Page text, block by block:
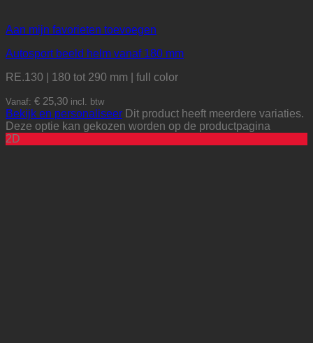
Aan mijn favorieten toevoegen
Autosport beeld helm vanaf 180 mm
RE.130 | 180 tot 290 mm | full color
Vanaf: € 25,30 incl. btw
Bekijk en personaliseer Dit product heeft meerdere variaties.
Deze optie kan gekozen worden op de productpagina
2D